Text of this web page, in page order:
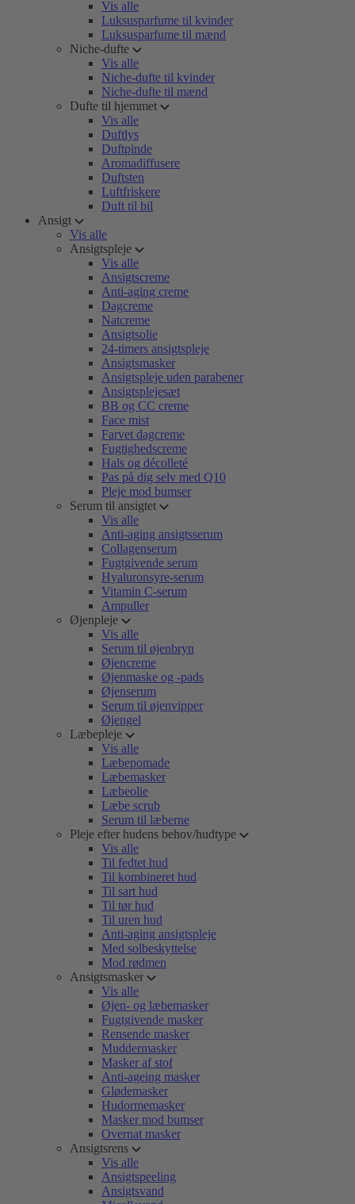
Vis alle
Luksusparfume til kvinder
Luksusparfume til mænd
Niche-dufte
Vis alle
Niche-dufte til kvinder
Niche-dufte til mænd
Dufte til hjemmet
Vis alle
Duftlys
Duftpinde
Aromadiffusere
Duftsten
Luftfriskere
Duft til bil
Ansigt
Vis alle
Ansigtspleje
Vis alle
Ansigtscreme
Anti-aging creme
Dagcreme
Natcreme
Ansigtsolie
24-timers ansigtspleje
Ansigtsmasker
Ansigtspleje uden parabener
Ansigtsplejesæt
BB og CC creme
Face mist
Farvet dagcreme
Fugtighedscreme
Hals og décolleté
Pas på dig selv med Q10
Pleje mod bumser
Serum til ansigtet
Vis alle
Anti-aging ansigtsserum
Collagenserum
Fugtgivende serum
Hyaluronsyre-serum
Vitamin C-serum
Ampuller
Øjenpleje
Vis alle
Serum til øjenbryn
Øjencreme
Øjenmaske og -pads
Øjenserum
Serum til øjenvipper
Øjengel
Læbepleje
Vis alle
Læbepomade
Læbemasker
Læbeolie
Læbe scrub
Serum til læberne
Pleje efter hudens behov/hudtype
Vis alle
Til fedtet hud
Til kombineret hud
Til sart hud
Til tør hud
Til uren hud
Anti-aging ansigtspleje
Med solbeskyttelse
Mod rødmen
Ansigtsmasker
Vis alle
Øjen- og læbemasker
Fugtgivende masker
Rensende masker
Muddermasker
Masker af stof
Anti-ageing masker
Glødemasker
Hudormemasker
Masker mod bumser
Overnat masker
Ansigtsrens
Vis alle
Ansigtspeeling
Ansigtsvand